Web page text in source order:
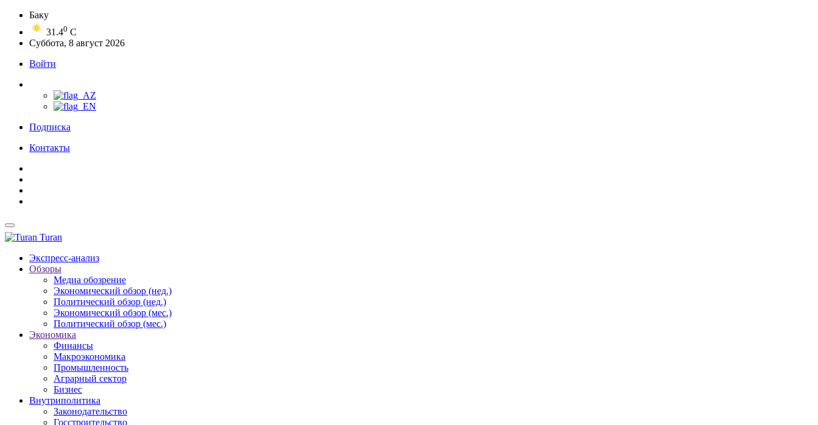
Баку
31.40 C
Суббота, 8 август 2026
Войти
Подписка
Контакты
Turan
Экспресс-анализ
Обзоры
Медиа обозрение
Экономический обзор (нед.)
Политический обзор (нед.)
Экономический обзор (мес.)
Политический обзор (мес.)
Экономика
Финансы
Макроэкономика
Промышленность
Аграрный сектор
Бизнес
Внутриполитика
Законодательство
Госстроительство